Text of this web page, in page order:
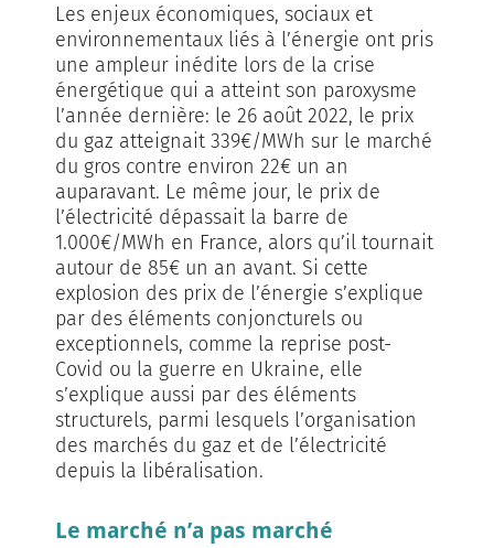
Les enjeux économiques, sociaux et
environnementaux liés à l’énergie ont pris
une ampleur inédite lors de la crise
énergétique qui a atteint son paroxysme
l’année dernière: le 26 août 2022, le prix
du gaz atteignait 339€/MWh sur le marché
du gros contre environ 22€ un an
auparavant. Le même jour, le prix de
l’électricité dépassait la barre de
1.000€/MWh en France, alors qu’il tournait
autour de 85€ un an avant. Si cette
explosion des prix de l’énergie s’explique
par des éléments conjoncturels ou
exceptionnels, comme la reprise post-
Covid ou la guerre en Ukraine, elle
s’explique aussi par des éléments
structurels, parmi lesquels l’organisation
des marchés du gaz et de l’électricité
depuis la libéralisation.
Le marché n’a pas marché